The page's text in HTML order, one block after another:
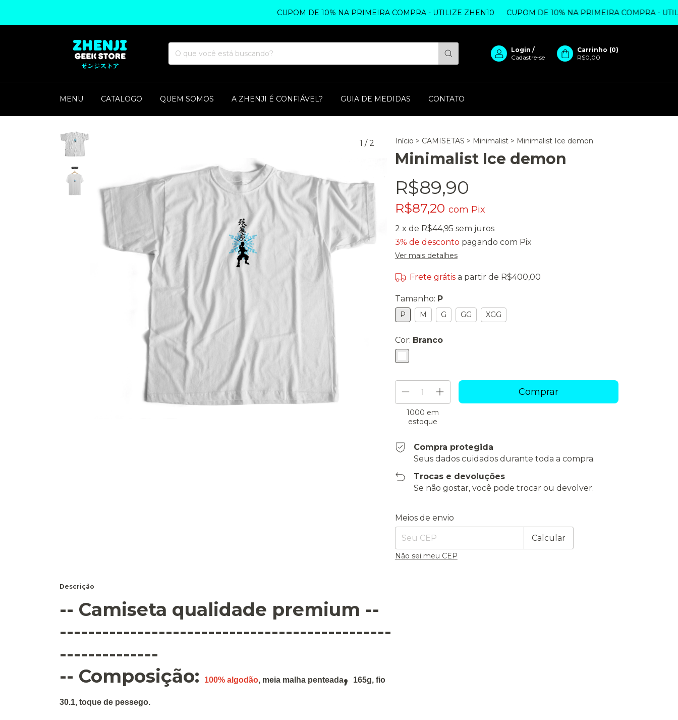
CUPOM DE 10% NA PRIMEIRA COMPRA - UTILIZE ZHEN10 CUPOM DE 10% NA PRIMEIRA COMPRA - UTILIZE
Login /
Cadastre-se
Carrinho (0)
R$0,00
MENU CATALOGO QUEM SOMOS A ZHENJI É CONFIÁVEL? GUIA DE MEDIDAS CONTATO
1 / 2 Início > CAMISETAS > Minimalist > Minimalist Ice demon
Minimalist Ice demon
R$89,90
R$87,20 com Pix
2 x de R$44,95 sem juros
3% de desconto pagando com Pix
Ver mais detalhes
Frete grátis a partir de R$400,00
Tamanho: P
P M G GG XGG
Cor: Branco
1000 em
estoque
Compra protegida
Seus dados cuidados durante toda a compra.
Trocas e devoluções
Se não gostar, você pode trocar ou devolver.
Entregas para o CEP:
Meios de envio
Calcular
Não sei meu CEP
Descrição
-- Camiseta qualidade premium --
-----------------------------------------------
--------------
-- Composição:
100% algodão, meia malha penteada, 165g, fio
30.1, toque de pessego.